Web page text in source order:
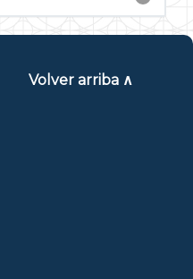
Volver arriba ∧